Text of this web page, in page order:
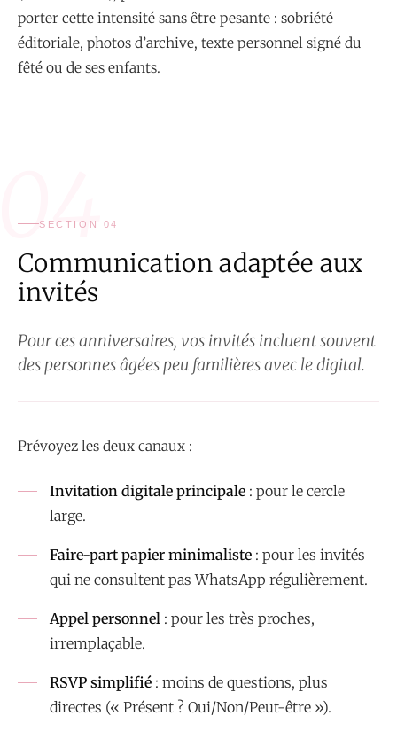
porter cette intensité sans être pesante : sobriété
éditoriale, photos d’archive, texte personnel signé du
fêté ou de ses enfants.
SECTION 04
Communication adaptée aux
invités
Pour ces anniversaires, vos invités incluent souvent
des personnes âgées peu familières avec le digital.
Prévoyez les deux canaux :
Invitation digitale principale : pour le cercle
large.
Faire-part papier minimaliste : pour les invités
qui ne consultent pas WhatsApp régulièrement.
Appel personnel : pour les très proches,
irremplaçable.
RSVP simplifié : moins de questions, plus
directes (« Présent ? Oui/Non/Peut-être »).